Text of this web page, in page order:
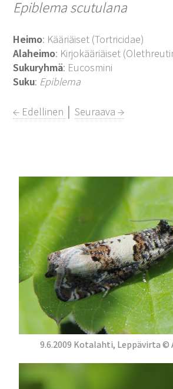
Epiblema scutulana
Heimo: Kääriäiset (Tortricidae)
Alaheimo: Kirjokääriäiset
Sukuryhmä: Eucosmini
Suku: Epiblema
← Edellinen │Seuraava →
9.6.2009 Kotalahti, Leppävirta ©